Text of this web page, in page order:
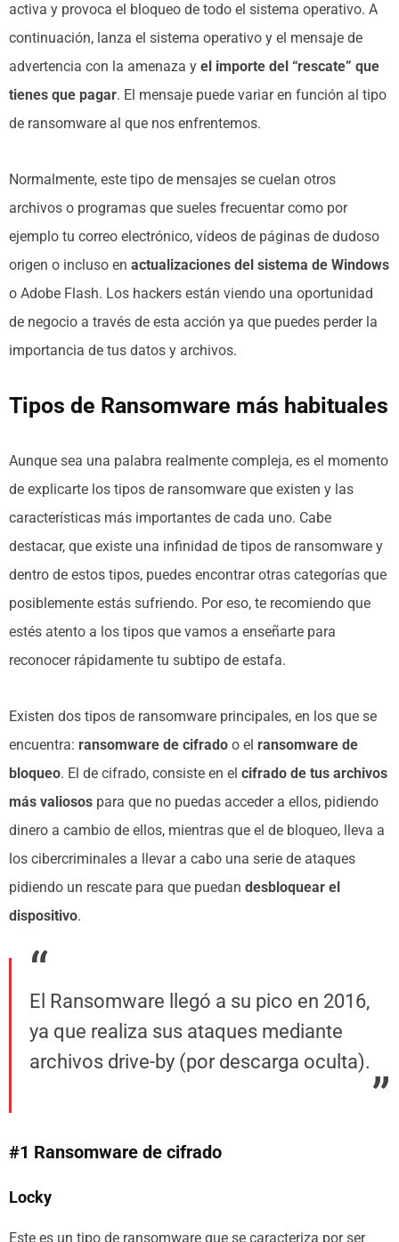
activa y provoca el bloqueo de todo el sistema operativo. A
continuación, lanza el sistema operativo y el mensaje de
advertencia con la amenaza y el importe del “rescate” que
tienes que pagar. El mensaje puede variar en función al tipo
de ransomware al que nos enfrentemos.
Normalmente, este tipo de mensajes se cuelan otros
archivos o programas que sueles frecuentar como por
ejemplo tu correo electrónico, vídeos de páginas de dudoso
origen o incluso en actualizaciones del sistema de Windows
o Adobe Flash. Los hackers están viendo una oportunidad
de negocio a través de esta acción ya que puedes perder la
importancia de tus datos y archivos.
Tipos de Ransomware más habituales
Aunque sea una palabra realmente compleja, es el momento
de explicarte los tipos de ransomware que existen y las
características más importantes de cada uno. Cabe
destacar, que existe una infinidad de tipos de ransomware y
dentro de estos tipos, puedes encontrar otras categorías que
posiblemente estás sufriendo. Por eso, te recomiendo que
estés atento a los tipos que vamos a enseñarte para
reconocer rápidamente tu subtipo de estafa.
Existen dos tipos de ransomware principales, en los que se
encuentra: ransomware de cifrado o el ransomware de
bloqueo. El de cifrado, consiste en el cifrado de tus archivos
más valiosos para que no puedas acceder a ellos, pidiendo
dinero a cambio de ellos, mientras que el de bloqueo, lleva a
los cibercriminales a llevar a cabo una serie de ataques
pidiendo un rescate para que puedan desbloquear el
dispositivo.
El Ransomware llegó a su pico en 2016,
ya que realiza sus ataques mediante
archivos drive-by (por descarga oculta).
#1 Ransomware de cifrado
Locky
Este es un tipo de ransomware que se caracteriza por ser